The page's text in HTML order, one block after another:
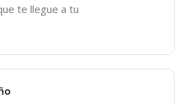
te llegue a tu